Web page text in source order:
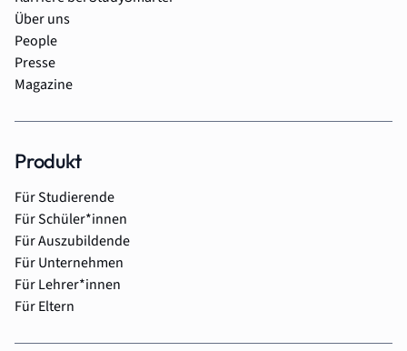
Über uns
People
Presse
Magazine
Produkt
Für Studierende
Für Schüler*innen
Für Auszubildende
Für Unternehmen
Für Lehrer*innen
Für Eltern